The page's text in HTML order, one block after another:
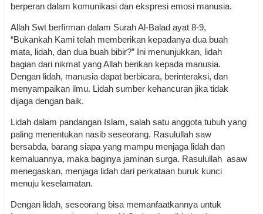
berperan dalam komunikasi dan ekspresi emosi manusia.
Allah Swt berfirman dalam Surah Al-Balad ayat 8-9,
“Bukankah Kami telah memberikan kepadanya dua buah
mata, lidah, dan dua buah bibir?” Ini menunjukkan, lidah
bagian dari nikmat yang Allah berikan kepada manusia.
Dengan lidah, manusia dapat berbicara, berinteraksi, dan
menyampaikan ilmu. Lidah sumber kehancuran jika tidak
dijaga dengan baik.
Lidah dalam pandangan Islam, salah satu anggota tubuh yang
paling menentukan nasib seseorang. Rasulullah saw
bersabda, barang siapa yang mampu menjaga lidah dan
kemaluannya, maka baginya jaminan surga. Rasulullah asaw
menegaskan, menjaga lidah dari perkataan buruk kunci
menuju keselamatan.
Dengan lidah, seseorang bisa memanfaatkannya untuk